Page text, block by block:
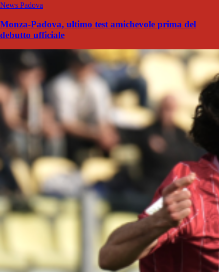
News Padova
Monza-Padova, ultimo test amichevole prima del
debutto ufficiale